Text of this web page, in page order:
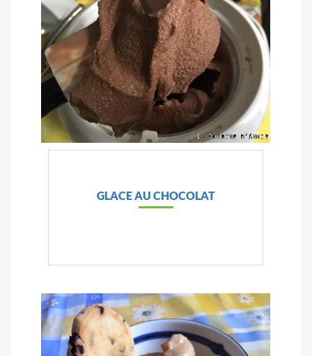
GLACE AU CHOCOLAT